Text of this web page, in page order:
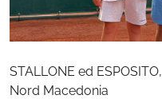
STALLONE ed
Nord Macedonia